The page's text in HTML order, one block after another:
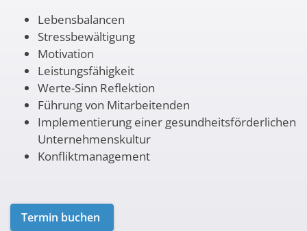
Lebensbalancen
Stressbewältigung
Motivation
Leistungsfähigkeit
Werte-Sinn Reflektion
Führung von Mitarbeitenden
Implementierung einer gesundheitsförderlichen
Unternehmenskultur
Konfliktmanagement
Termin buchen